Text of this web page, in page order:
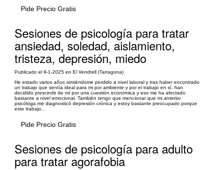
Pide Precio Gratis
Sesiones de psicología para tratar
ansiedad, soledad, aislamiento,
tristeza, depresión, miedo
Publicado el 9-1-2025 en El Vendrell (Tarragona)
He estado varios años sintiéndome perdido a nivel laboral y tras haber encontrado
un trabajo que sentía ideal para mi por ambiente y por el trabajo en sí, han
decidido prescindir de mí por una cuestión económica y eso me ha afectado
bastante a nivel emocional. También tengo que mencionar que mi anterior
psicóloga me diagnosticó depresión crónica y estoy bastante preocupado porque
este trabajo...
Pide Precio Gratis
Sesiones de psicología para adulto
para tratar agorafobia